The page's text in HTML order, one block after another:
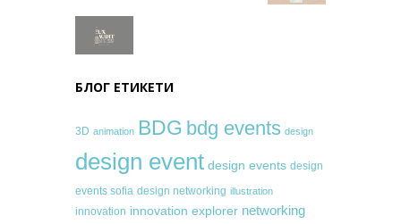
БЛОГ ЕТИКЕТИ
3D animation BDG bdg events design
design event design events design
events sofia design networking illustration
innovation innovation explorer networking